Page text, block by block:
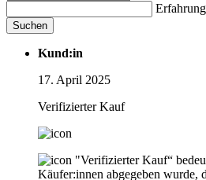
Suchen
Kund:in
17. April 2025
Verifizierter Kauf
"Verifizierter Kauf“
Käufer:innen abgegeben wurde,